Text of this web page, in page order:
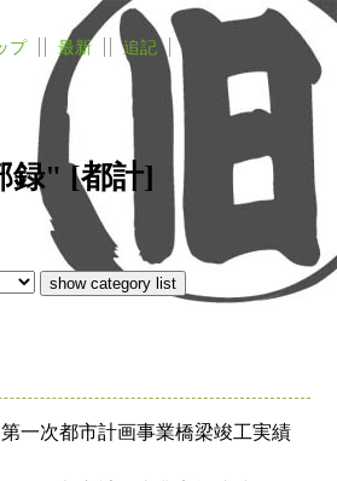
プ 最新 追記
録" [都計]
第一次都市計画事業橋梁竣工実績